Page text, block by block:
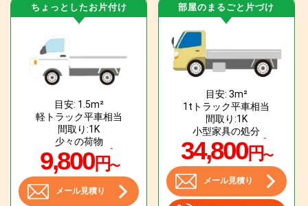
ちょっとしたお片付け
目安: 1.5m²
軽トラック平車相当
間取り:1K
少々の荷物
9,800円〜
メール見積り
部屋のまるごと片づけ
目安: 3m²
1tトラック平車相当
間取り:1K
小型家具の処分
34,800円〜
メール見積り